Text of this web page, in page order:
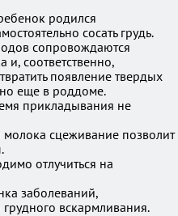
родился
сосать грудь.
сопровождаются
соответственно,
появление твердых
еще в роддоме.
прикладывания не
сцеживание позволит
отлучиться на
заболеваний,
вскармливания.